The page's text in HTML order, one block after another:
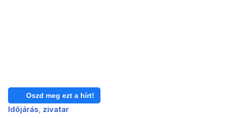
Oszd meg ezt a hírt!
Időjárás zivatar